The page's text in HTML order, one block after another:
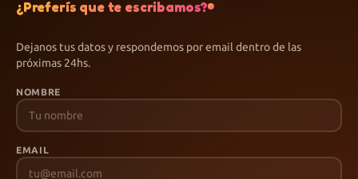
¿Preferís que te escribamos?
Dejanos tus datos y respondemos por email dentro de las
próximas 24hs.
NOMBRE
EMAIL